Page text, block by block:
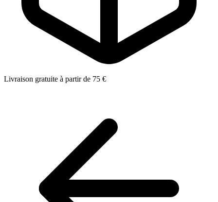
Livraison gratuite à partir de 75 €